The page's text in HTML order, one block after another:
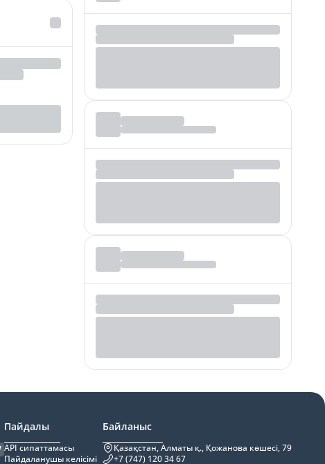
Пайдалы
API сипаттамасы
Пайдаланушы келісімі
Байланыс
Қазақстан, Алматы қ., Қожанова көшесі, 79
+7 (747) 120 34 67